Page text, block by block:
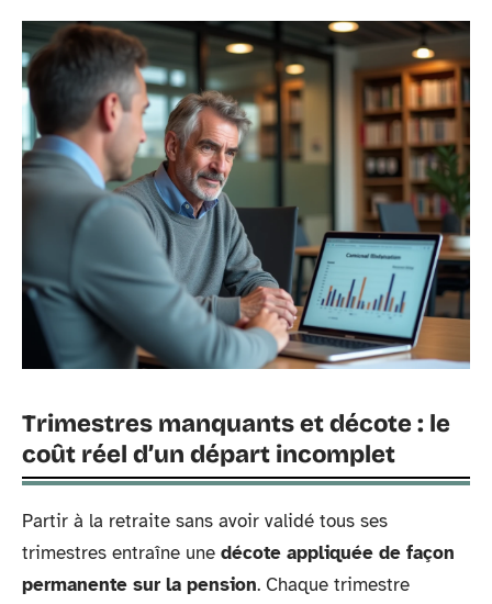
Trimestres manquants et décote : le
coût réel d’un départ incomplet
Partir à la retraite sans avoir validé tous ses
trimestres entraîne une décote appliquée de façon
permanente sur la pension. Chaque trimestre